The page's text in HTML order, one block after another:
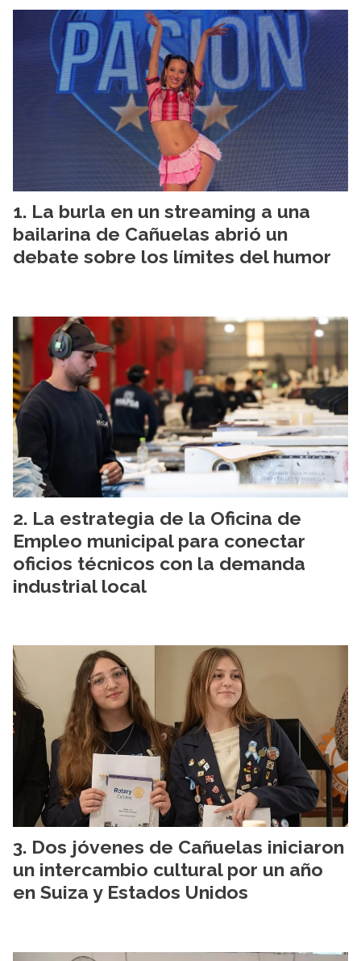
La burla en un streaming a una
bailarina de Cañuelas abrió un
debate sobre los límites del humor
La estrategia de la Oficina de
Empleo municipal para conectar
oficios técnicos con la demanda
industrial local
Dos jóvenes de Cañuelas iniciaron
un intercambio cultural por un año
en Suiza y Estados Unidos